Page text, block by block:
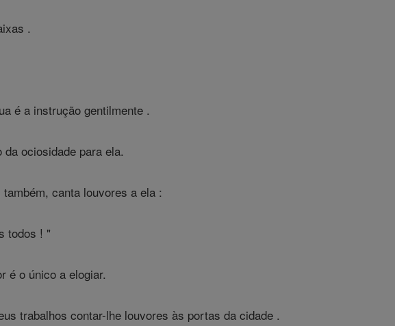
.
é a instrução gentilmente .
ociosidade para ela.
canta louvores a ela :
todos ! "
é o único a elogiar.
trabalhos contar-lhe louvores às portas da cidade .